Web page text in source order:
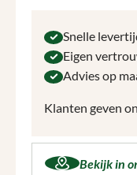
Snelle
Eigen
Advies op
Klanten geven
Bekijk in